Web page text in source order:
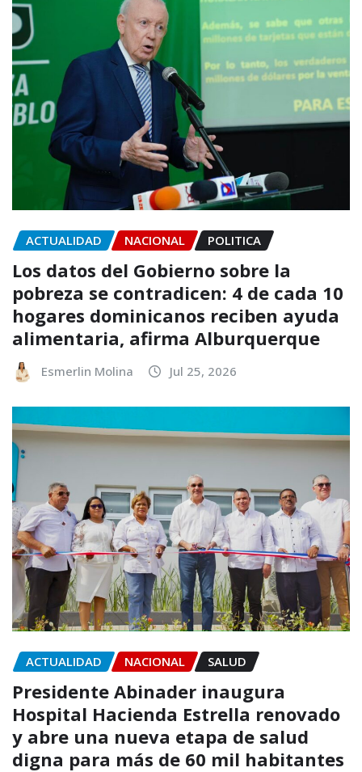
ACTUALIDAD NACIONAL POLITICA
Los datos del Gobierno sobre la
pobreza se contradicen: 4 de cada 10
hogares dominicanos reciben ayuda
alimentaria, afirma Alburquerque
Esmerlin Molina Jul 25, 2026
ACTUALIDAD NACIONAL SALUD
Presidente Abinader inaugura
Hospital Hacienda Estrella renovado
y abre una nueva etapa de salud
digna para más de 60 mil habitantes